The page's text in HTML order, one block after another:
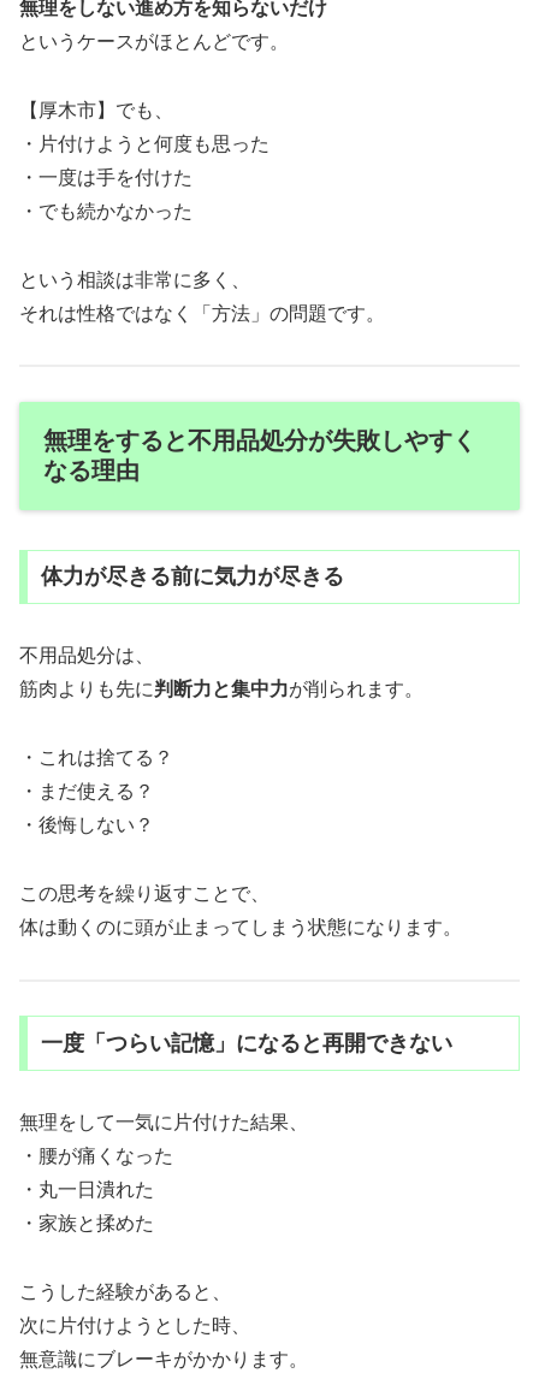
無理をしない進め方を知らないだけ
というケースがほとんどです。
【厚木市】でも、
・片付けようと何度も思った
・一度は手を付けた
・でも続かなかった
という相談は非常に多く、
それは性格ではなく「方法」の問題です。
無理をすると不用品処分が失敗しやすく
なる理由
体力が尽きる前に気力が尽きる
不用品処分は、
筋肉よりも先に判断力と集中力が削られます。
・これは捨てる？
・まだ使える？
・後悔しない？
この思考を繰り返すことで、
体は動くのに頭が止まってしまう状態になります。
一度「つらい記憶」になると再開できない
無理をして一気に片付けた結果、
・腰が痛くなった
・丸一日潰れた
・家族と揉めた
こうした経験があると、
次に片付けようとした時、
無意識にブレーキがかかります。